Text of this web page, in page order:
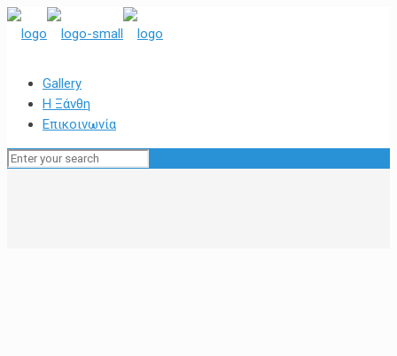
Gallery
Η Ξάνθη
Επικοινωνία